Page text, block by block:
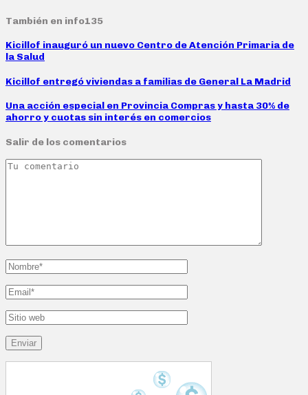
También en info135
Kicillof inauguró un nuevo Centro de Atención Primaria de
la Salud
Kicillof entregó viviendas a familias de General La Madrid
Una acción especial en Provincia Compras y hasta 30% de
ahorro y cuotas sin interés en comercios
Salir de los comentarios